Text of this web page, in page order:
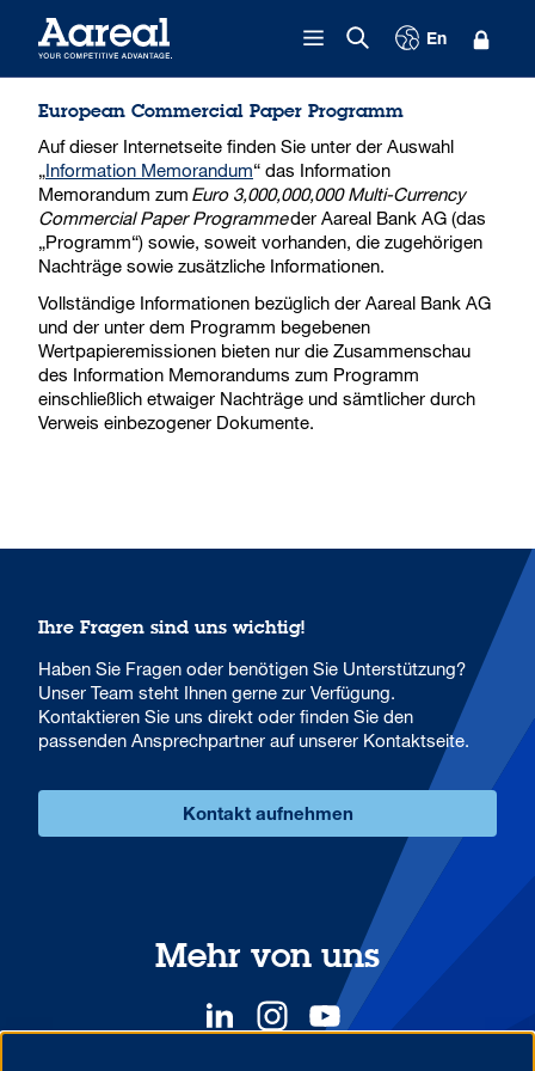
En
European Commercial Paper Programm
Auf dieser Internetseite finden Sie unter der Auswahl
„Information Memorandum“ das Information
Memorandum zum Euro 3,000,000,000 Multi-Currency
Commercial Paper Programmeder Aareal Bank AG (das
„Programm“) sowie, soweit vorhanden, die zugehörigen
Nachträge sowie zusätzliche Informationen.
Vollständige Informationen bezüglich der Aareal Bank AG
und der unter dem Programm begebenen
Wertpapieremissionen bieten nur die Zusammenschau
des Information Memorandums zum Programm
einschließlich etwaiger Nachträge und sämtlicher durch
Verweis einbezogener Dokumente.
Ihre Fragen sind uns wichtig!
Haben Sie Fragen oder benötigen Sie Unterstützung?
Unser Team steht Ihnen gerne zur Verfügung.
Kontaktieren Sie uns direkt oder finden Sie den
passenden Ansprechpartner auf unserer Kontaktseite.
Kontakt aufnehmen
Mehr von uns